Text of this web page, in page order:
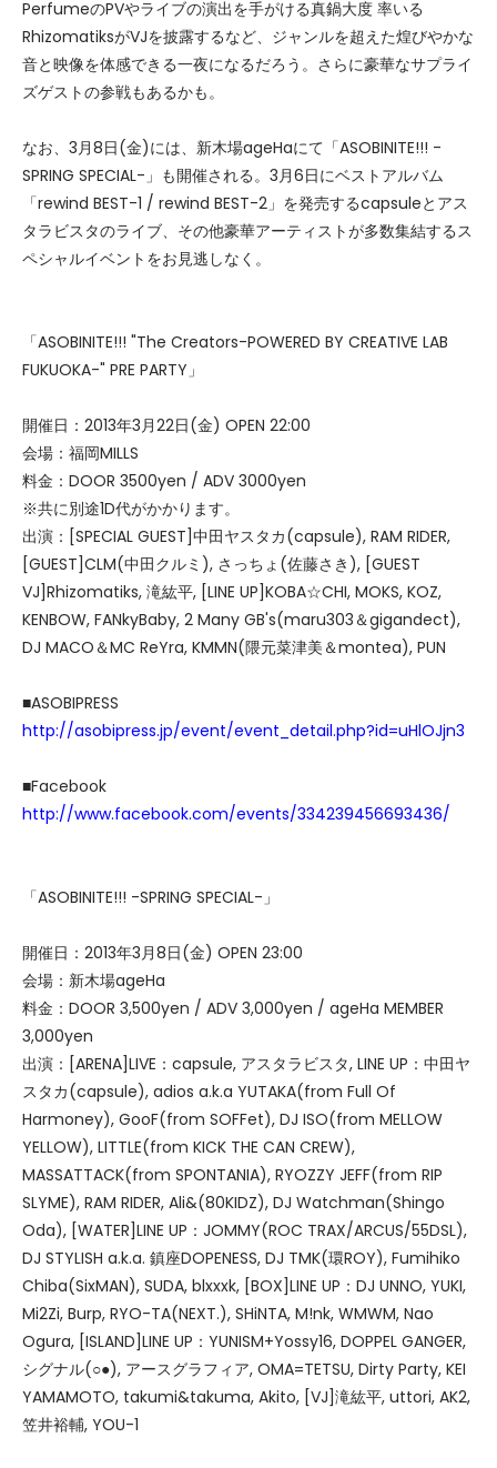
PerfumeのPVやライブの演出を手がける真鍋大度 率いる
RhizomatiksがVJを披露するなど、ジャンルを超えた煌びやかな
音と映像を体感できる一夜になるだろう。さらに豪華なサプライ
ズゲストの参戦もあるかも。
なお、3月8日(金)には、新木場ageHaにて「ASOBINITE!!! -
SPRING SPECIAL-」も開催される。3月6日にベストアルバム
「rewind BEST-1 / rewind BEST-2」を発売するcapsuleとアス
タラビスタのライブ、その他豪華アーティストが多数集結するス
ペシャルイベントをお見逃しなく。
「ASOBINITE!!! "The Creators-POWERED BY CREATIVE LAB
FUKUOKA-" PRE PARTY」
開催日：2013年3月22日(金) OPEN 22:00
会場：福岡MILLS
料金：DOOR 3500yen / ADV 3000yen
※共に別途1D代がかかります。
出演：[SPECIAL GUEST]中田ヤスタカ(capsule), RAM RIDER,
[GUEST]CLM(中田クルミ), さっちょ(佐藤さき), [GUEST
VJ]Rhizomatiks, 滝紘平, [LINE UP]KOBA☆CHI, MOKS, KOZ,
KENBOW, FANkyBaby, 2 Many GB's(maru303＆gigandect),
DJ MACO＆MC ReYra, KMMN(隈元菜津美＆montea), PUN
■ASOBIPRESS
http://asobipress.jp/event/event_detail.php?id=uHlOJjn3
■Facebook
http://www.facebook.com/events/334239456693436/
「ASOBINITE!!! -SPRING SPECIAL-」
開催日：2013年3月8日(金) OPEN 23:00
会場：新木場ageHa
料金：DOOR 3,500yen / ADV 3,000yen / ageHa MEMBER
3,000yen
出演：[ARENA]LIVE：capsule, アスタラビスタ, LINE UP：中田ヤ
スタカ(capsule), adios a.k.a YUTAKA(from Full Of
Harmoney), GooF(from SOFFet), DJ ISO(from MELLOW
YELLOW), LITTLE(from KICK THE CAN CREW),
MASSATTACK(from SPONTANIA), RYOZZY JEFF(from RIP
SLYME), RAM RIDER, Ali&(80KIDZ), DJ Watchman(Shingo
Oda), [WATER]LINE UP：JOMMY(ROC TRAX/ARCUS/55DSL),
DJ STYLISH a.k.a. 鎮座DOPENESS, DJ TMK(環ROY), Fumihiko
Chiba(SixMAN), SUDA, blxxxk, [BOX]LINE UP：DJ UNNO, YUKI,
Mi2Zi, Burp, RYO-TA(NEXT.), SHiNTA, M!nk, WMWM, Nao
Ogura, [ISLAND]LINE UP：YUNISM+Yossy16, DOPPEL GANGER,
シグナル(○●), アースグラフィア, OMA=TETSU, Dirty Party, KEI
YAMAMOTO, takumi&takuma, Akito, [VJ]滝紘平, uttori, AK2,
笠井裕輔, YOU-1